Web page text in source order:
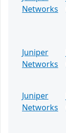
Networks
Juniper
Networks
Juniper
Networks